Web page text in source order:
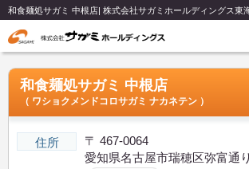
和食麺処サガミ 中根店
（ ワショクメンドコロサガミ ナカネテン ）
住所
〒 467-0064
愛知県名古屋市瑞穂区弥富通